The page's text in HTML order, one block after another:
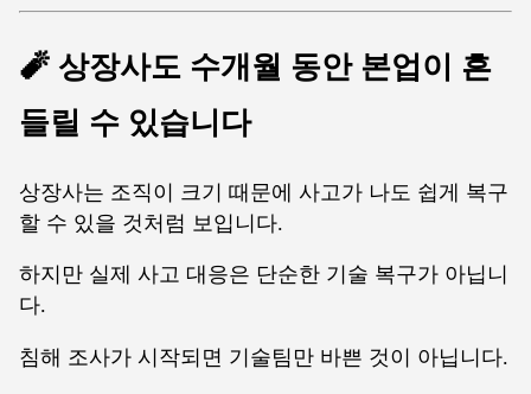
🧨 상장사도 수개월 동안 본업이 흔
들릴 수 있습니다
상장사는 조직이 크기 때문에 사고가 나도 쉽게 복구
할 수 있을 것처럼 보입니다.
하지만 실제 사고 대응은 단순한 기술 복구가 아닙니
다.
침해 조사가 시작되면 기술팀만 바쁜 것이 아닙니다.